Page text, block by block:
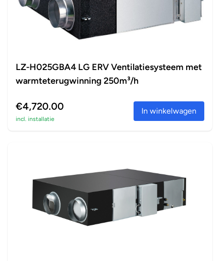
LZ-H025GBA4 LG ERV Ventilatiesysteem met
warmteterugwinning 250m³/h
€4,720.00
incl. installatie
In winkelwagen